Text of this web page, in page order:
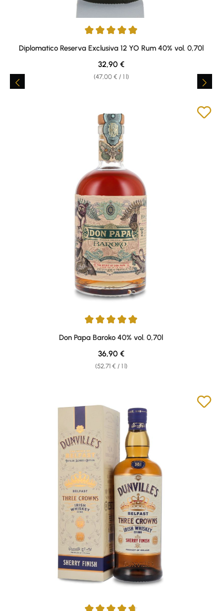
Average rating of 4.9 out of 5 stars
Diplomatico Reserva Exclusiva 12 YO Rum 40% vol. 0,70l
(47,00 € / 1 l)
Regular price:
32,90 €
Average rating of 4.88 out of 5 stars
Don Papa Baroko 40% vol. 0,70l
(52,71 € / 1 l)
Regular price:
36,90 €